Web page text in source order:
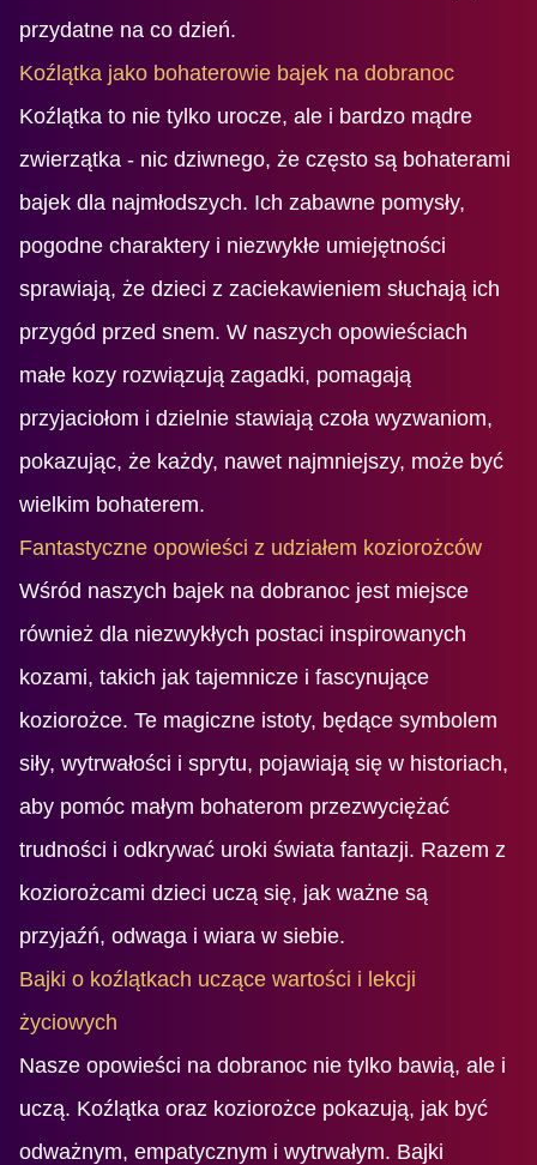
przydatne na co dzień.
Koźlątka jako bohaterowie bajek na dobranoc
Koźlątka to nie tylko urocze, ale i bardzo mądre
zwierzątka - nic dziwnego, że często są bohaterami
bajek dla najmłodszych. Ich zabawne pomysły,
pogodne charaktery i niezwykłe umiejętności
sprawiają, że dzieci z zaciekawieniem słuchają ich
przygód przed snem. W naszych opowieściach
małe kozy rozwiązują zagadki, pomagają
przyjaciołom i dzielnie stawiają czoła wyzwaniom,
pokazując, że każdy, nawet najmniejszy, może być
wielkim bohaterem.
Fantastyczne opowieści z udziałem koziorożców
Wśród naszych bajek na dobranoc jest miejsce
również dla niezwykłych postaci inspirowanych
kozami, takich jak tajemnicze i fascynujące
koziorożce. Te magiczne istoty, będące symbolem
siły, wytrwałości i sprytu, pojawiają się w historiach,
aby pomóc małym bohaterom przezwyciężać
trudności i odkrywać uroki świata fantazji. Razem z
koziorożcami dzieci uczą się, jak ważne są
przyjaźń, odwaga i wiara w siebie.
Bajki o koźlątkach uczące wartości i lekcji
życiowych
Nasze opowieści na dobranoc nie tylko bawią, ale i
uczą. Koźlątka oraz koziorożce pokazują, jak być
odważnym, empatycznym i wytrwałym. Bajki